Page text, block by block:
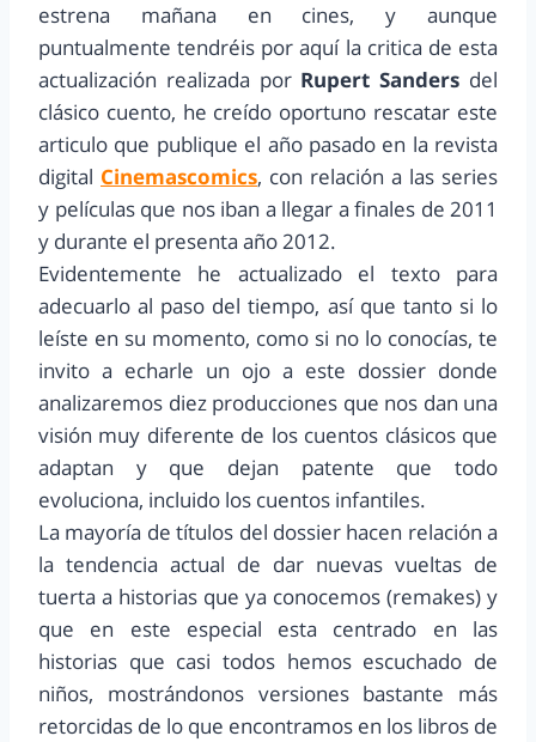
estrena mañana en cines, y aunque
puntualmente tendréis por aquí la critica de esta
actualización realizada por Rupert Sanders del
clásico cuento, he creído oportuno rescatar este
articulo que publique el año pasado en la revista
digital Cinemascomics, con relación a las series
y películas que nos iban a llegar a finales de 2011
y durante el presenta año 2012.
Evidentemente he actualizado el texto para
adecuarlo al paso del tiempo, así que tanto si lo
leíste en su momento, como si no lo conocías, te
invito a echarle un ojo a este dossier donde
analizaremos diez producciones que nos dan una
visión muy diferente de los cuentos clásicos que
adaptan y que dejan patente que todo
evoluciona, incluido los cuentos infantiles.
La mayoría de títulos del dossier hacen relación a
la tendencia actual de dar nuevas vueltas de
tuerta a historias que ya conocemos (remakes) y
que en este especial esta centrado en las
historias que casi todos hemos escuchado de
niños, mostrándonos versiones bastante más
retorcidas de lo que encontramos en los libros de